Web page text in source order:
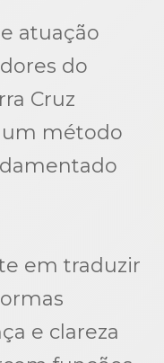
atuação
do
Cruz
um método
em traduzir
e clareza